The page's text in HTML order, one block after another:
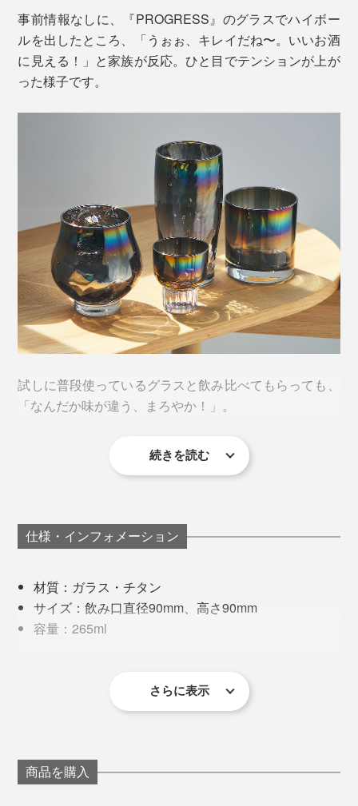
オーロラのような光彩の理由は、グラスの内側に施され
チタンを、厚さ0.0000001mm（※）単位で調整することに
より、多彩な色を表現。パープルとブルーの膜厚差は、
わずか0.000004mmなのだとか！
※0.000001mm（ミリ）=0.001μm（ミクロン）＝1nm（ナノ）
コーティングしてはいるものの、グラスは半透明。透明
度の高いガラスを使い、光の反射率と透過率を緻密にコ
ントロールすることで成せる技です。
これを可能にしているのが、世界に１台にしか存在しな
いという『PROGRESS』独自の装置。
宇宙開発の仕事に携わったテクノロジーを応用し、チタ
ンを分子レベルまで分解。不純物のない特殊環境で高電
事前情報なしに、『PROGRESS』のグラスでハイボー
ルを出したところ、「うぉぉ、キレイだね〜。いいお酒
に見える！」と家族が反応。ひと目でテンションが上が
った様子です。
試しに普段使っているグラスと飲み比べてもらっても、
「なんだか味が違う、まろやか！」。
色々なお酒を飲み比べてみましたが、ビールの味の違い
“お酒をおいしくする”という金属や陶器のタンブラーは
多々ありますが、確実に違うのは、半透明で、お酒の色
ん、透明感と光のゆらぎがおいしさを引き立てていると
思います。
続きを読む
仕様・インフォメーション
材質：ガラス・チタン
サイズ：飲み口直径90mm、高さ90mm
容量：265ml
商品同梱の保証書参照）
洗剤を使用してください
洗浄後は、柔らかい布で水分を拭きとっていただく
さらに表示
商品を購入